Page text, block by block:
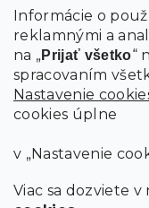
Informácie o
reklamnými a
na „Prijať všetko“
spracovaním
Nastavenie
cookies úplne
v „Nastavenie
Viac sa dozviete v